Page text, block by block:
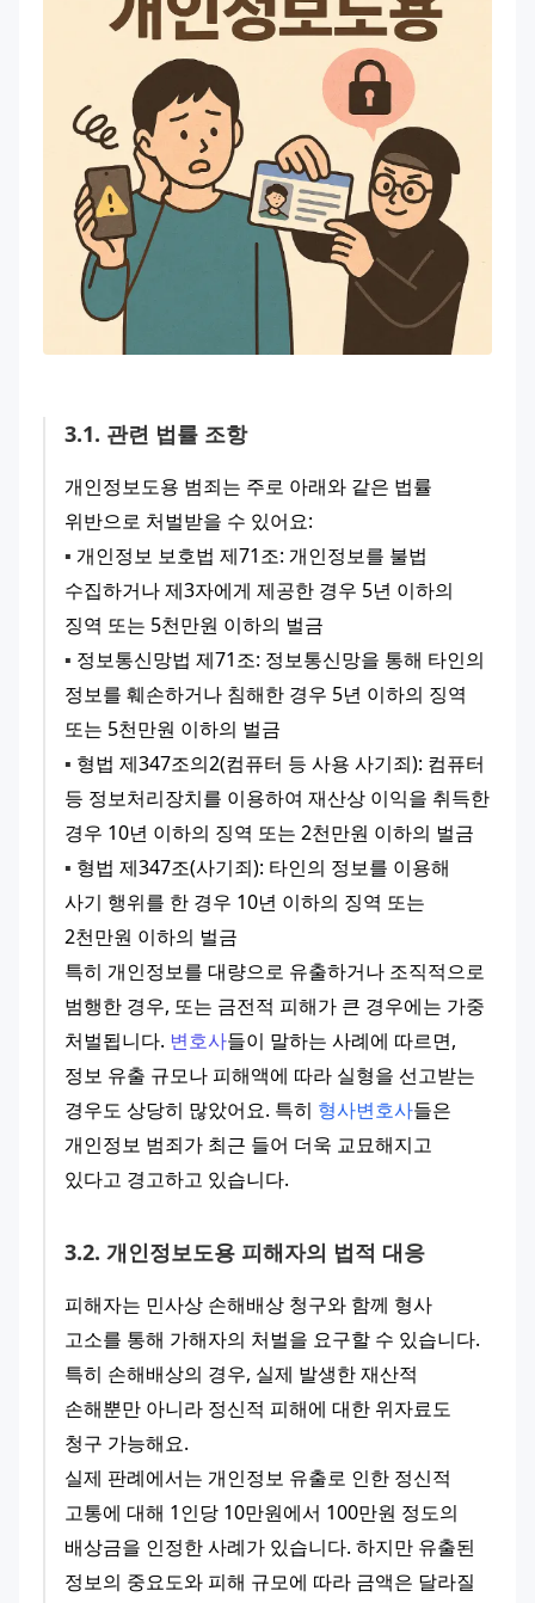
3.1. 관련 법률 조항
개인정보도용 범죄는 주로 아래와 같은 법률
위반으로 처벌받을 수 있어요:
▪️ 개인정보 보호법 제71조: 개인정보를 불법
수집하거나 제3자에게 제공한 경우 5년 이하의
징역 또는 5천만원 이하의 벌금
▪️ 정보통신망법 제71조: 정보통신망을 통해 타인의
정보를 훼손하거나 침해한 경우 5년 이하의 징역
또는 5천만원 이하의 벌금
▪️ 형법 제347조의2(컴퓨터 등 사용 사기죄): 컴퓨터
등 정보처리장치를 이용하여 재산상 이익을 취득한
경우 10년 이하의 징역 또는 2천만원 이하의 벌금
▪️ 형법 제347조(사기죄): 타인의 정보를 이용해
사기 행위를 한 경우 10년 이하의 징역 또는
2천만원 이하의 벌금
특히 개인정보를 대량으로 유출하거나 조직적으로
범행한 경우, 또는 금전적 피해가 큰 경우에는 가중
처벌됩니다. 변호사들이 말하는 사례에 따르면,
정보 유출 규모나 피해액에 따라 실형을 선고받는
경우도 상당히 많았어요. 특히 형사변호사들은
개인정보 범죄가 최근 들어 더욱 교묘해지고
있다고 경고하고 있습니다.
3.2. 개인정보도용 피해자의 법적 대응
피해자는 민사상 손해배상 청구와 함께 형사
고소를 통해 가해자의 처벌을 요구할 수 있습니다.
특히 손해배상의 경우, 실제 발생한 재산적
손해뿐만 아니라 정신적 피해에 대한 위자료도
청구 가능해요.
실제 판례에서는 개인정보 유출로 인한 정신적
고통에 대해 1인당 10만원에서 100만원 정도의
배상금을 인정한 사례가 있습니다. 하지만 유출된
정보의 중요도와 피해 규모에 따라 금액은 달라질